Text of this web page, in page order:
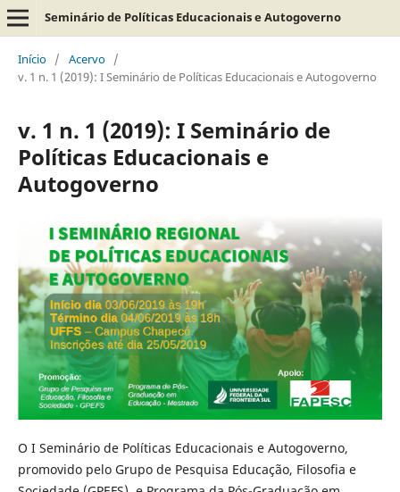
Seminário de Políticas Educacionais e Autogoverno
Início / Acervo /
v. 1 n. 1 (2019): I Seminário de Políticas Educacionais e Autogoverno
v. 1 n. 1 (2019): I Seminário de
Políticas Educacionais e
Autogoverno
O I Seminário de Políticas Educacionais e Autogoverno,
promovido pelo Grupo de Pesquisa Educação, Filosofia e